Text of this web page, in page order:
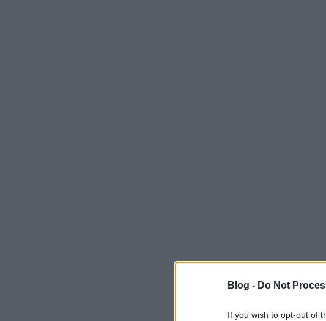
Blog - Do Not
If you wish to opt-out of